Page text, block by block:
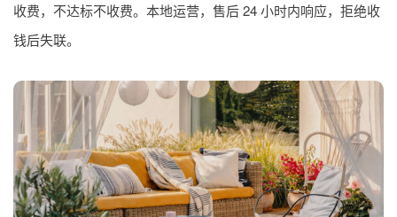
收费，不达标不收费。本地运营，售后 24 小时内响应，拒绝收
钱后失联。